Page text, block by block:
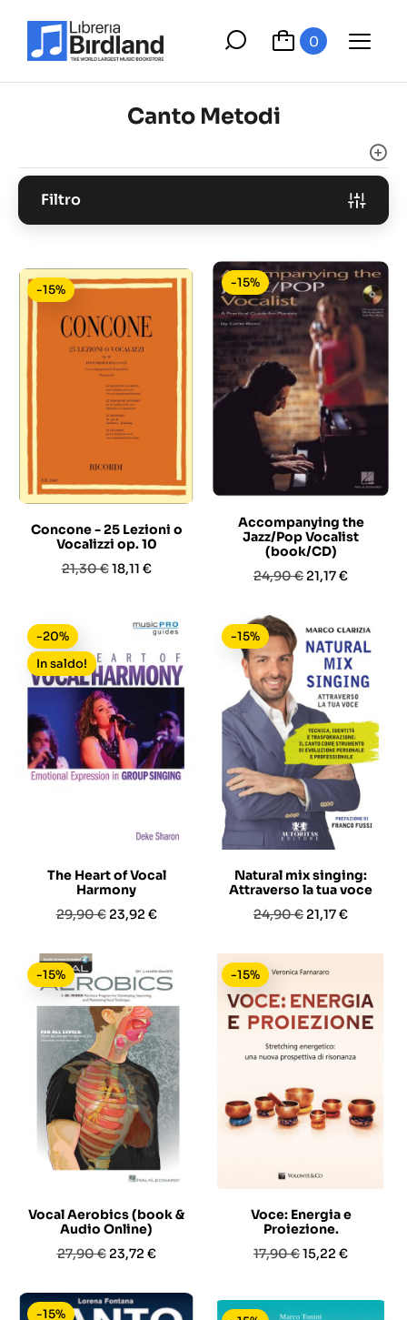
0
Canto Metodi
Filtro
Concone - 25 Lezioni o
Vocalizzi op. 10
Prezzo
21,30 €Prezzo
18,11 €
-15%
Accompanying the
Jazz/Pop Vocalist
(book/CD)
Prezzo
24,90 € Prezzo
21,17 €
-15%
The Heart of Vocal
Harmony
Prezzo
29,90 € Prezzo
23,92 €
-20%
In saldo!
Natural mix singing:
Attraverso la tua voce
Prezzo
24,90 € Prezzo
21,17 €
-15%
Vocal Aerobics (book &
Audio Online)
Prezzo
27,90 € Prezzo
23,72 €
-15%
Voce: Energia e
Proiezione.
Prezzo
17,90 €Prezzo
15,22 €
-15%
-15%